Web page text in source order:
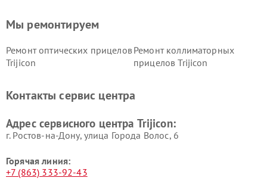
Мы ремонтируем
Ремонт оптических прицелов
Trijicon
Ремонт коллиматорных
прицелов Trijicon
Контакты сервис центра
Адрес сервисного центра Trijicon:
г. Ростов-на-Дону, улица Города Волос, 6
Горячая линия:
+7 (863) 333-92-43